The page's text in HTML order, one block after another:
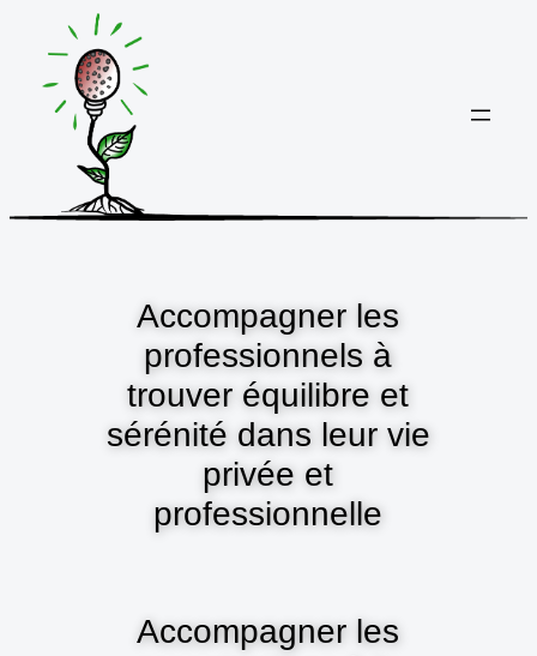
contenu
Accompagner les
professionnels à
trouver équilibre et
sérénité dans leur vie
privée et
professionnelle
Accompagner les